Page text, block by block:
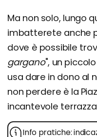
Ma non solo, lungo
imbatterete anche
dove è possibile
gargano", un
usa dare in dono al
non perdere è la
incantevole
Info pratiche: